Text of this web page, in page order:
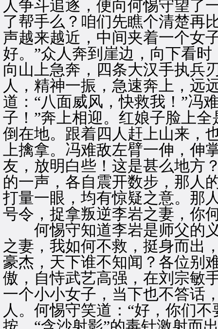
人争斗追逐，便向何惕守望了
了帮手么？咱们先瞧个清楚再
声越来越近，中间夹着一个女
好。”众人奔到崖边，向下看
向山上急奔，四条大汉手执兵
人，精神一振，急速奔上，远
道：“八面威风，快救我！”冯
子！”奔上相迎。红娘子脸上
倒在地。跟着四人赶上山来，
上擒拿。冯难敌左臂一伸，伸
友，放明白些！这是甚么地方
的一声，各自震开数步，那人
打量一眼，均有惊疑之意。那
号令，捉拿叛逆李岩之妻，你
何惕守知道李岩是师父的义
之妻，我如何不救，挺身而出
豪杰，天下谁不知闻？各位别
傲，自恃武艺高强，在刘宗敏
一个小小女子，当下也不答话
人。何惕守笑道：“好，你们